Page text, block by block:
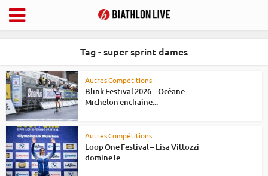
Tag - super sprint dames
Autres Compétitions
Blink Festival 2026 – Océane
Michelon enchaîne...
Autres Compétitions
Loop One Festival – Lisa Vittozzi
domine le...